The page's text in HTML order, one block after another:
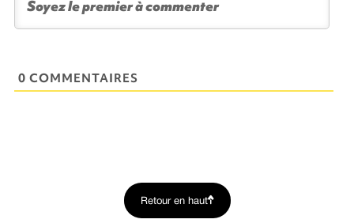
0 COMMENTAIRES
Retour en haut